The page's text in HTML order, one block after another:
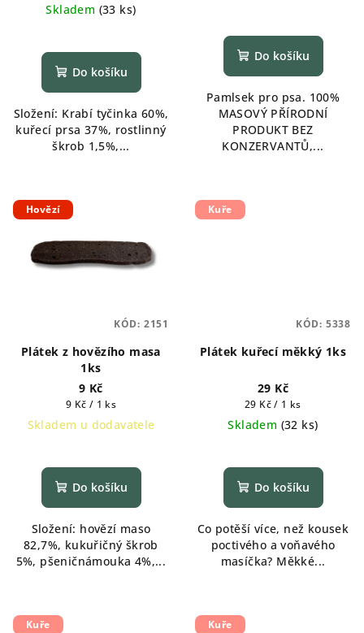
cena:
Skladem (33 ks)
Do košíku
Složení: Krabí tyčinka 60%,
kuřecí prsa 37%, rostlinný
škrob 1,5%,...
Do košíku
Pamlsek pro psa. 100%
MASOVÝ PŘÍRODNÍ
PRODUKT BEZ
KONZERVANTŮ,...
Hovězí
Plátek z hovězího masa
1ks
9 Kč
Měrná
cena:
9 Kč / 1 ks
Skladem u dodavatele
Do košíku
Složení: hovězí maso
82,7%, kukuřičný škrob
5%, pšeničnámouka 4%,...
KÓD: 2151
Kuře
Plátek kuřecí měkký 1ks
29 Kč
Měrná
cena:
29 Kč / 1 ks
Skladem (32 ks)
Do košíku
Co potěší více, než kousek
poctivého a voňavého
masíčka? Měkké...
KÓD: 5338
Kuře Kuře